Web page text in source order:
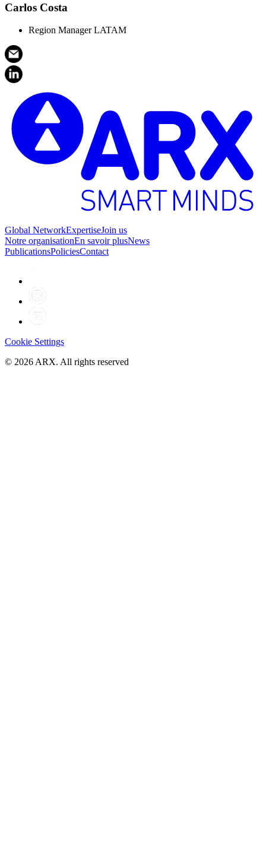
Carlos Costa
Region Manager LATAM
Global NetworkExpertiseJoin us
Notre organisationEn savoir plusNews
PublicationsPoliciesContact
Cookie Settings
© 2026 ARX. All rights reserved